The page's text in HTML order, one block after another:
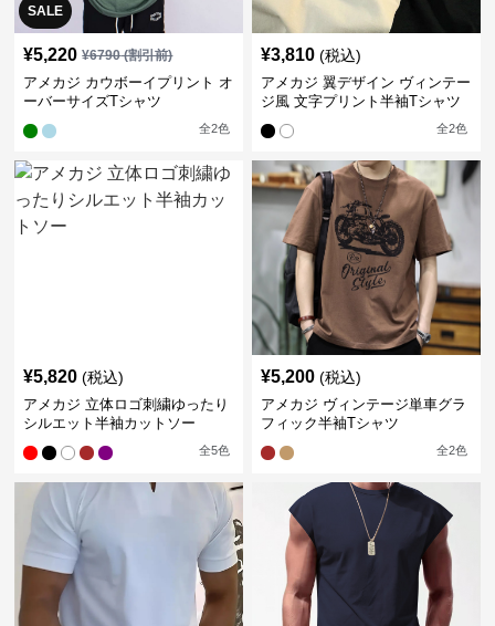
SALE
¥5,220 ¥6790(割引前)
アメカジ カウボーイプリント オ
ーバーサイズTシャツ
全2色
¥3,810 (税込)
アメカジ 翼デザイン ヴィンテー
ジ風 文字プリント半袖Tシャツ
全2色
¥5,820 (税込)
アメカジ 立体ロゴ刺繍ゆったり
シルエット半袖カットソー
全5色
¥5,200 (税込)
アメカジ ヴィンテージ単車グラ
フィック半袖Tシャツ
全2色